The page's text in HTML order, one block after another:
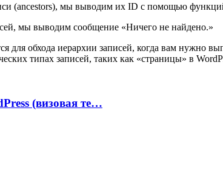
(ancestors), мы выводим их ID с помощью
мы выводим сообщение «Ничего не найдено.»
для обхода иерархии записей, когда вам нужно
типах записей, таких как «страницы» в
(визовая те…